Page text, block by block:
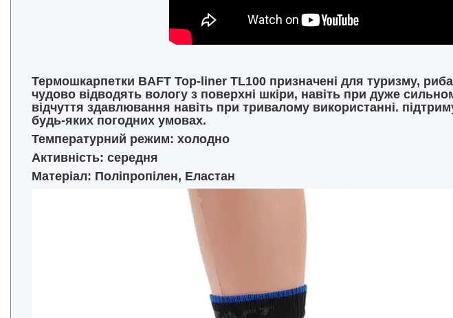
Термошкарпетки BAFT Top-liner TL100 призначені для туризму,
чудово відводять вологу з поверхні шкіри, навіть при дуже
відчуття здавлювання навіть при тривалому використанні.
будь-яких погодних умовах.
Температурний режим: холодно
Активність: середня
Матеріал: Поліпропілен, Еластан